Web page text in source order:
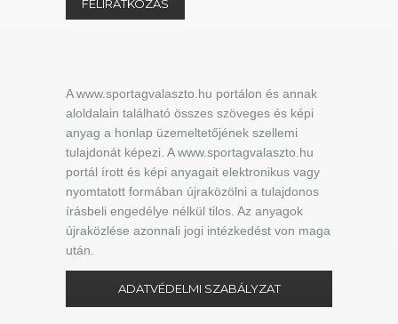
A www.sportagvalaszto.hu portálon és annak
aloldalain található összes szöveges és képi
anyag a honlap üzemeltetőjének szellemi
tulajdonát képezi. A www.sportagvalaszto.hu
portál írott és képi anyagait elektronikus vagy
nyomtatott formában újraközölni a tulajdonos
írásbeli engedélye nélkül tilos. Az anyagok
újraközlése azonnali jogi intézkedést von maga
után.
ADATVÉDELMI SZABÁLYZAT